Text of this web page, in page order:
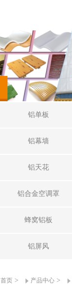
铝单板
铝幕墙
铝天花
铝合金空调罩
蜂窝铝板
铝屏风
首页 > 产品中心 >